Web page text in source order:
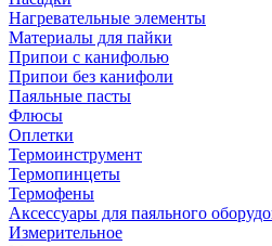
Нагревательные элементы
Материалы для пайки
Припои с канифолью
Припои без канифоли
Паяльные пасты
Флюсы
Оплетки
Термоинструмент
Термопинцеты
Термофены
Аксессуары для паяльного
Измерительное